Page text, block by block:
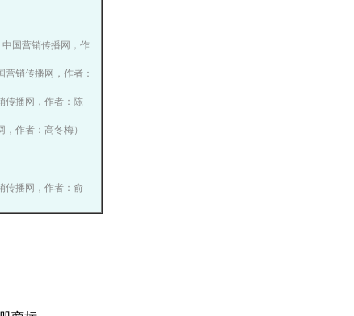
中国营销传播网，作
营销传播网，作者：
传播网，作者：陈
，作者：高冬梅）
传播网，作者：俞